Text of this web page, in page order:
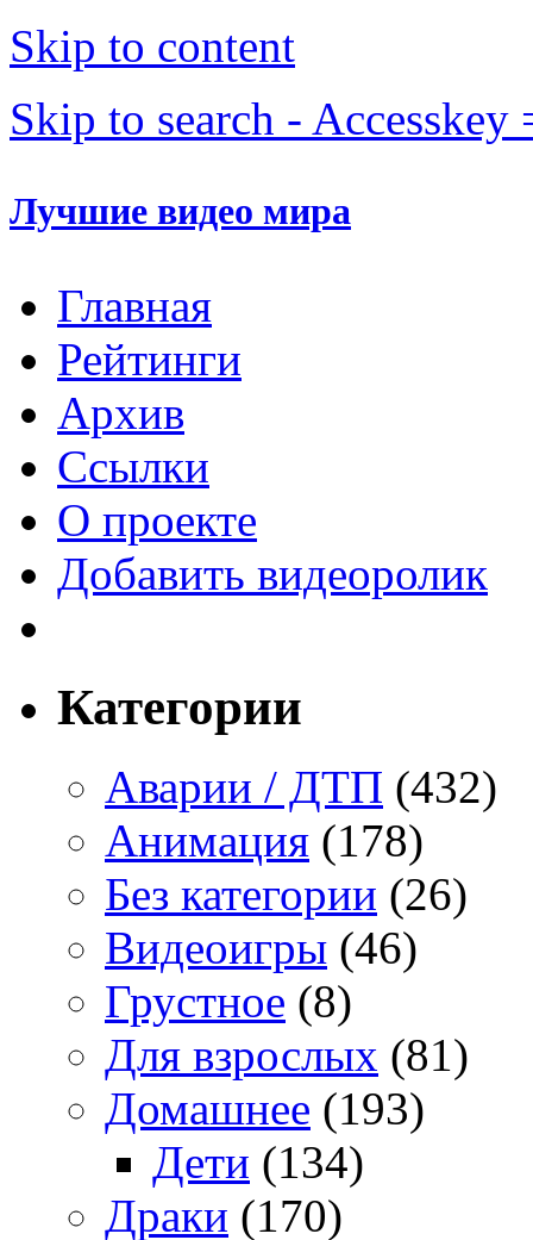
Skip to content
Skip to search - Accesskey
Лучшие видео мира
Главная
Рейтинги
Архив
Ссылки
О проекте
Добавить видеоролик
Категории
Аварии / ДТП (432)
Анимация (178)
Без категории (26)
Видеоигры (46)
Грустное (8)
Для взрослых (81)
Домашнее (193)
Дети (134)
Драки (170)